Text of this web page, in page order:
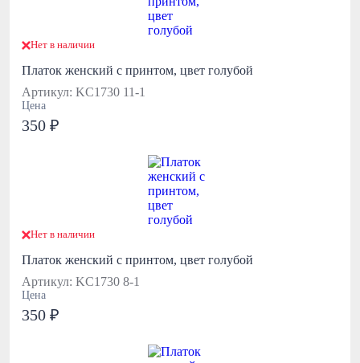
Нет в наличии
Платок женский с принтом, цвет голубой
Артикул: KC1730 11-1
Цена
350 ₽
Нет в наличии
Платок женский с принтом, цвет голубой
Артикул: KC1730 8-1
Цена
350 ₽